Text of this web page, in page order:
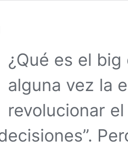
¿Qué es el
alguna vez la
revolucionar